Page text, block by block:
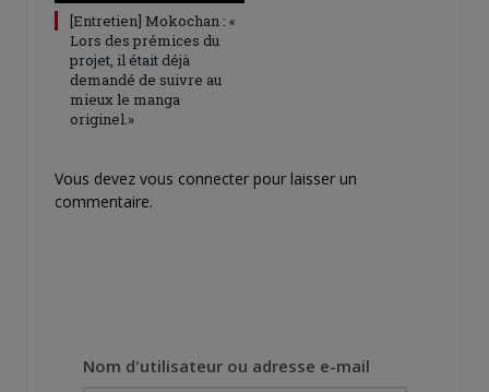
[Entretien] Mokochan : «
Lors des prémices du
projet, il était déjà
demandé de suivre au
mieux le manga
originel.»
Vous devez vous connecter pour laisser un
commentaire.
Nom d'utilisateur ou adresse e-mail